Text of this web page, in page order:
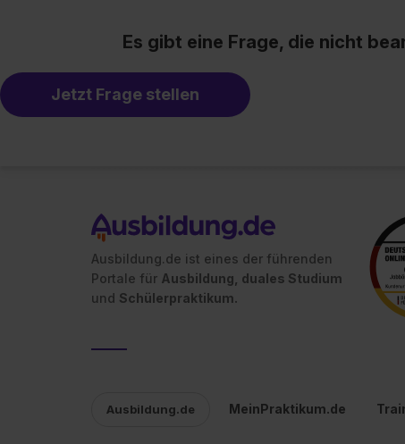
Es gibt eine Frage, die nicht
Jetzt Frage stellen
Ausbildung.de ist eines der führenden
Portale für Ausbildung, duales Studium
und Schülerpraktikum.
Ausbildung.de MeinPraktikum.de